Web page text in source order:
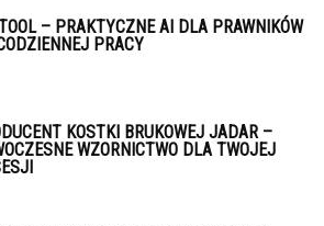
– PRAKTYCZNE AI DLA PRAWNIKÓW
PRACY
KOSTKI BRUKOWEJ JADAR –
WZORNICTWO DLA TWOJEJ